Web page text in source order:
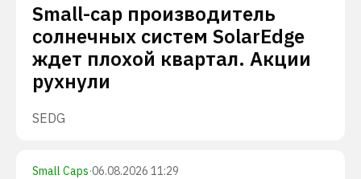
Small-cap производитель
солнечных систем SolarEdge
ждет плохой квартал. Акции
рухнули
SEDG
Small Caps·06.08.2026 11:29